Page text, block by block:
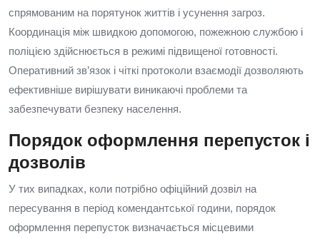
спрямованим на порятунок життів і усунення загроз.
Координація між швидкою допомогою, пожежною службою і
поліцією здійснюється в режимі підвищеної готовності.
Оперативний зв’язок і чіткі протоколи взаємодії дозволяють
ефективніше вирішувати виникаючі проблеми та
забезпечувати безпеку населення.
Порядок оформлення перепусток і
дозволів
У тих випадках, коли потрібно офіційний дозвіл на
пересування в період комендантської години, порядок
оформлення перепусток визначається місцевими